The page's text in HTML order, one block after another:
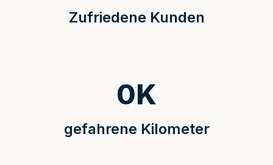
Zufriedene Kunden
gefahrene Kilometer
0K